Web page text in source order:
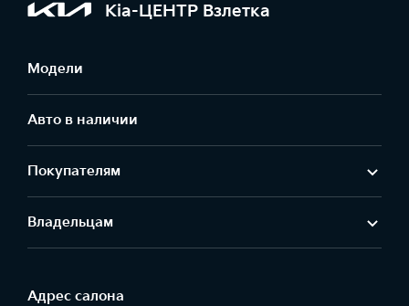
Kia-ЦЕНТР Взлетка
Модели
Авто в наличии
Покупателям
Владельцам
Адрес салонa